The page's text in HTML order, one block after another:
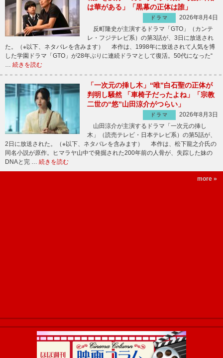
は華がある」「黒幕の正体は誰」
ドラマ
2026年8月4日
反町隆史が主演するドラマ「GTO」（カンテ
レ・フジテレビ系）の第3話が、3日に放送され
た。（※以下、ネタバレを含みます） 本作は、1998年に放送されて人気を博
した学園ドラマ「GTO」が28年ぶりに連続ドラマとして復活。50代になった“
続きを読む
「一次元の挿し木」“唯”白石聖の正体が
判明し騒然 「車椅子だったよね」「宗教
二世の“悠”山田涼介がつらい」
ドラマ
2026年8月3日
山田涼介が主演するドラマ「一次元の挿し
木」（読売テレビ・日本テレビ系）の第5話が、
2日に放送された。（※以下、ネタバレを含みます） 本作は、松下龍之介氏の
同名小説が原作。ヒマラヤ山中で発掘された200年前の人骨が、失踪した妹の
DNAと完 … 続きを読む
more »